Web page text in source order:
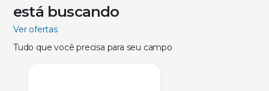
está buscando
Ver ofertas
Tudo que você precisa para seu campo